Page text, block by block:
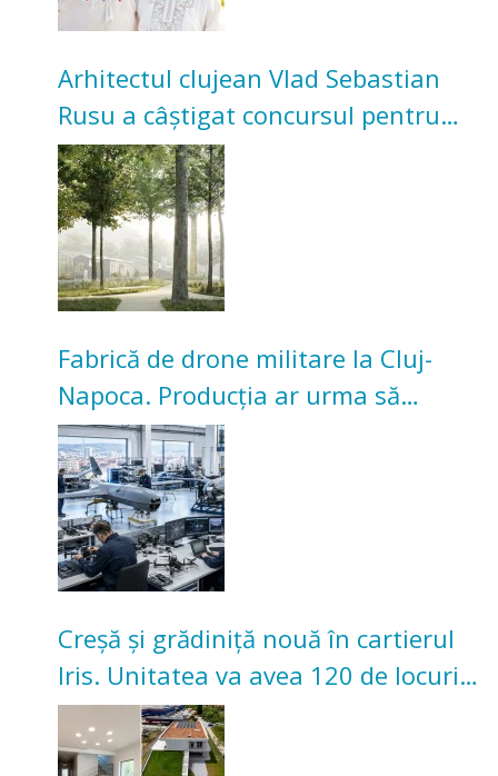
Arhitectul clujean Vlad Sebastian
Rusu a câștigat concursul pentru
transformarea Grădinii Casei
Universitarilor
Fabrică de drone militare la Cluj-
Napoca. Producția ar urma să
înceapă în toamna acestui an
Creșă și grădiniță nouă în cartierul
Iris. Unitatea va avea 120 de locuri
pentru copii